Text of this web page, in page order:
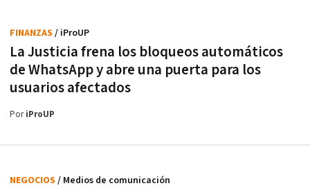
La Justicia frena los bloqueos automáticos
de WhatsApp y abre una puerta para los
usuarios afectados
FINANZAS / iProUP
PoriProUP
NEGOCIOS / Medios de comunicación